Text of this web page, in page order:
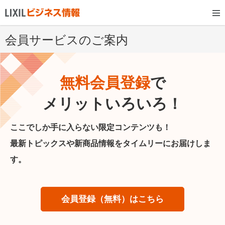
会員サービスのご案内
無料会員登録で
メリットいろいろ！
ここでしか手に入らない限定コンテンツも！
最新トピックスや新商品情報をタイムリーにお届けしま
す。
会員登録（無料）はこちら